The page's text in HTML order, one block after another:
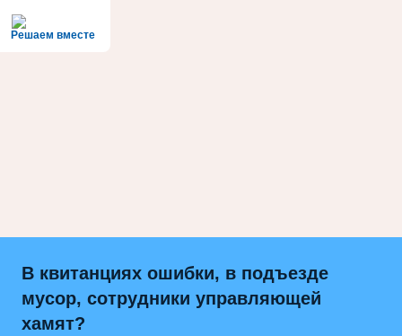
Решаем вместе
В квитанциях ошибки, в подъезде
мусор, сотрудники управляющей
хамят?